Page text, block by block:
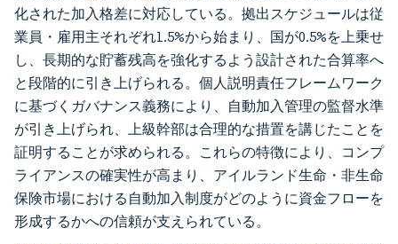
化された加入格差に対応している。拠出スケジュールは従
業員・雇用主それぞれ1.5%から始まり、国が0.5%を上乗せ
し、長期的な貯蓄残高を強化するよう設計された合算率へ
と段階的に引き上げられる。個人説明責任フレームワーク
に基づくガバナンス義務により、自動加入管理の監督水準
が引き上げられ、上級幹部は合理的な措置を講じたことを
証明することが求められる。これらの特徴により、コンプ
ライアンスの確実性が高まり、アイルランド生命・非生命
保険市場における自動加入制度がどのように資金フローを
形成するかへの信頼が支えられている。